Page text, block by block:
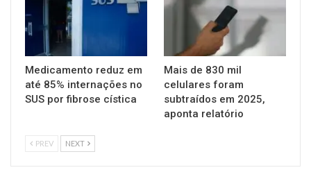
Medicamento reduz em
até 85% internações no
SUS por fibrose cística
Mais de 830 mil
celulares foram
subtraídos em 2025,
aponta relatório
PREV NEXT